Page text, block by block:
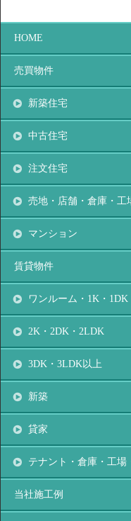
HOME
売買物件
新築住宅
中古住宅
注文住宅
売地・店舗・倉庫・工
マンション
賃貸物件
ワンルーム・1K・1DK
2K・2DK・2LDK
3DK・3LDK以上
新築
貸家
テナント・倉庫・工場
当社施工例